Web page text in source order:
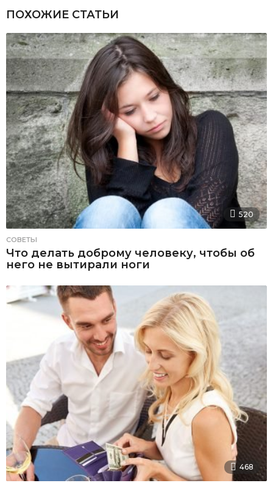
ПОХОЖИЕ СТАТЬИ
520
СОВЕТЫ
Что делать доброму человеку, чтобы об
него не вытирали ноги
468